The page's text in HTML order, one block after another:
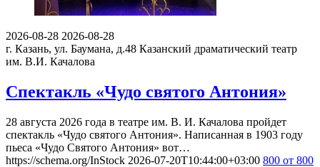
2026-08-28 2026-08-28
г. Казань, ул. Баумана, д.48 Казанский драматический театр
им. В.И. Качалова
Спектакль «Чудо святого Антония»
28 августа 2026 года в театре им. В. И. Качалова пройдет
спектакль «Чудо святого Антония». Написанная в 1903 году
пьеса «Чудо Святого Антония» вот…
https://schema.org/InStock 2026-07-20T10:44:00+03:00 800 от 800